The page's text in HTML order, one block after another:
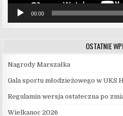
00:00
OSTATNIE
Nagrody Marszałka
Gala sportu młodzieżowego w UKS
Regulamin wersja ostateczna po
Wielkanoc 2026